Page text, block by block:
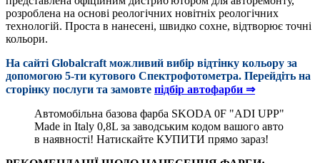
розроблена на основі реологічних новітніх реологічних
технологій. Проста в нанесені, швидко сохне, відтворює точні
кольори.
На сайті Globalcraft можливий вибір відтінку кольору за
допомогою 5-ти кутового Cпектрофотометра. Перейдіть на
сторінку послуги та замовте підбір автофарби ⇒
Автомобільна базова фарба SKODA 0F "ADI UPP"
Made in Italy 0,8L за заводським кодом вашого авто
в наявності! Натискайте КУПИТИ прямо зараз!